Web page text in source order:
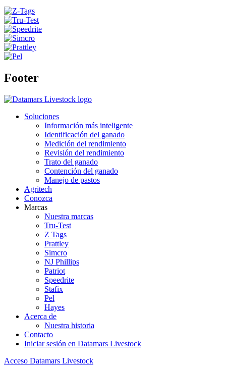
Footer
Soluciones
Información más inteligente
Identificación del ganado
Medición del rendimiento
Revisión del rendimiento
Trato del ganado
Contención del ganado
Manejo de pastos
Agritech
Conozca
Marcas
Nuestra marcas
Tru-Test
Z Tags
Prattley
Simcro
NJ Phillips
Patriot
Speedrite
Stafix
Pel
Hayes
Acerca de
Nuestra historia
Contacto
Iniciar sesión en Datamars Livestock
Acceso Datamars Livestock